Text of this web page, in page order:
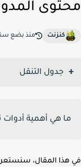
كنزنت منذ بضع
جدول التنقل
ما هي أهمية أدوات
هذا المقال،